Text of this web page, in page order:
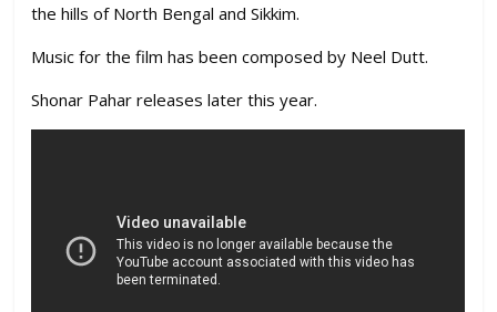
the hills of North Bengal and Sikkim.
Music for the film has been composed by Neel Dutt.
Shonar Pahar releases later this year.